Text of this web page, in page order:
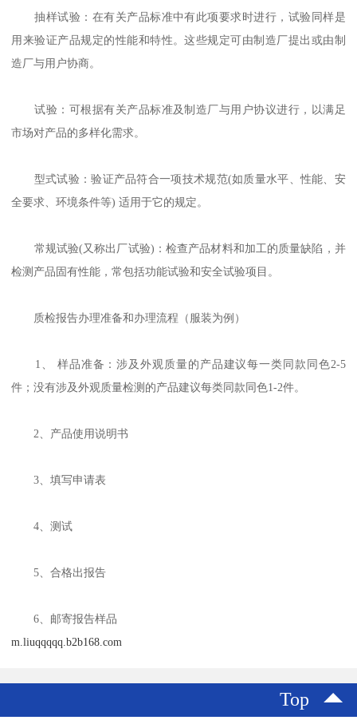
抽样试验：在有关产品标准中有此项要求时进行，试验同样是
用来验证产品规定的性能和特性。这些规定可由制造厂提出或由制
造厂与用户协商。
试验：可根据有关产品标准及制造厂与用户协议进行，以满足
市场对产品的多样化需求。
型式试验：验证产品符合一项技术规范(如质量水平、性能、安
全要求、环境条件等) 适用于它的规定。
常规试验(又称出厂试验)：检查产品材料和加工的质量缺陷，并
检测产品固有性能，常包括功能试验和安全试验项目。
质检报告办理准备和办理流程（服装为例）
1、 样品准备：涉及外观质量的产品建议每一类同款同色2-5
件；没有涉及外观质量检测的产品建议每类同款同色1-2件。
2、产品使用说明书
3、填写申请表
4、测试
5、合格出报告
6、邮寄报告样品
m.liuqqqqq.b2b168.com
Top